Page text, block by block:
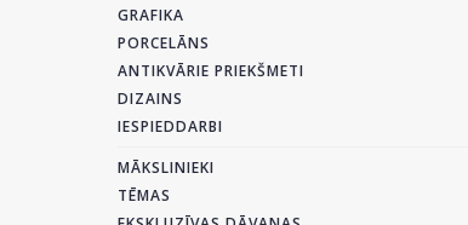
GRAFIKA
PORCELĀNS
ANTIKVĀRIE PRIEKŠMETI
DIZAINS
IESPIEDDARBI
MĀKSLINIEKI
TĒMAS